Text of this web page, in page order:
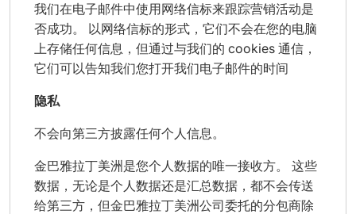
我们在电子邮件中使用网络信标来跟踪营销活动是
否成功。 以网络信标的形式，它们不会在您的电脑
上存储任何信息，但通过与我们的 cookies 通信，
它们可以告知我们您打开我们电子邮件的时间
隐私
不会向第三方披露任何个人信息。
金巴雅拉丁美洲是您个人数据的唯一接收方。 这些
数据，无论是个人数据还是汇总数据，都不会传送
给第三方，但金巴雅拉丁美洲公司委托的分包商除